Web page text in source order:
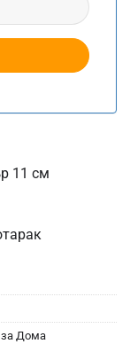
11 см
за Дома